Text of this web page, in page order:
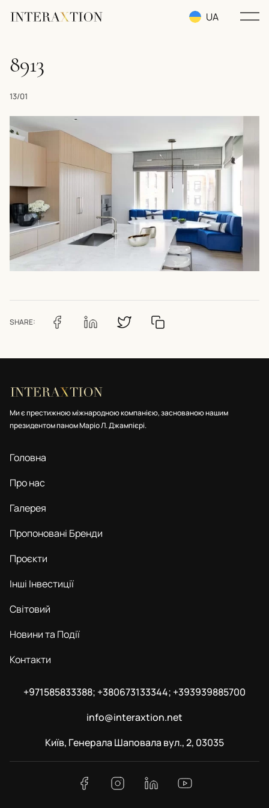
UA
8913
13/01
SHARE:
Ми є престижною міжнародною компанією, заснованою нашим
президентом паном Маріо Л. Джампієрі.
Головна
Про нас
Галерея
Пропоновані Бренди
Проєкти
Інші Інвестиції
Світовий
Новини та Події
Контакти
+971585833388; +380673133344; +393939885700
info@interaxtion.net
Київ, Генерала Шаповала вул., 2, 03035